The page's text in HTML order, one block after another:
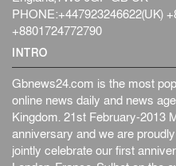
আন্তর্জাতিক
PHONE:+447923246622(UK)
+8801724772790
INTRO
Gbnews24.com is the most
online news daily and news
Kingdom. 21st February-2013
anniversary and we are
jointly celebrate our first